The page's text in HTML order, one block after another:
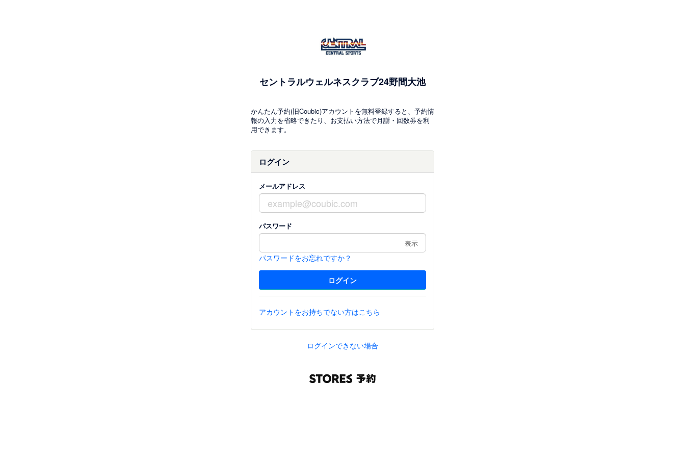
セントラルウェルネスクラブ24野間大池
かんたん予約(旧Coubic)アカウントを無料登録すると、予約情
報の入力を省略できたり、お支払い方法で月謝・回数券を利
用できます。
ログイン
メールアドレス
パスワード
表示
パスワードをお忘れですか？
アカウントをお持ちでない方はこちら
ログインできない場合